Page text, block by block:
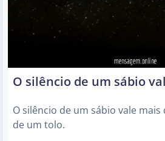
O silêncio de um sábio
O silêncio de um sábio vale
de um tolo.